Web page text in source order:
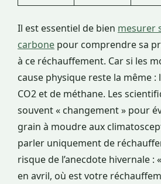
Il est essentiel de bien mesurer
carbone pour comprendre sa
à ce réchauffement. Car si les
cause physique reste la même :
CO2 et de méthane. Les
souvent « changement » pour
grain à moudre aux
parler uniquement de
risque de l’anecdote hivernale :
en avril, où est votre